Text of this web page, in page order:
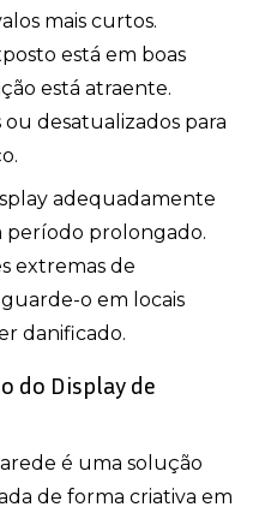
mais curtos.
está em boas
está atraente.
desatualizados para
adequadamente
período prolongado.
extremas de
o em locais
danificado.
do Display de
é uma solução
de forma criativa em